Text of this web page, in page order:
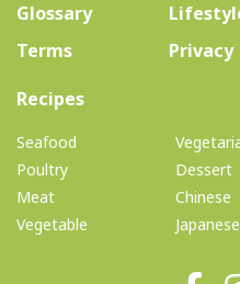
Glossary
Terms
Privacy
Recipes(current)
Seafood
Poultry
Meat
Vegetable
Dessert
Chinese
Japanese